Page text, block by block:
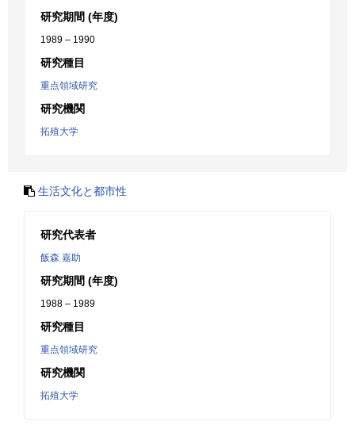
研究期間 (年度)
1989 – 1990
研究種目
重点領域研究
研究機関
拓殖大学
生活文化と都市性
研究代表者
飯森 嘉助
研究期間 (年度)
1988 – 1989
研究種目
重点領域研究
研究機関
拓殖大学